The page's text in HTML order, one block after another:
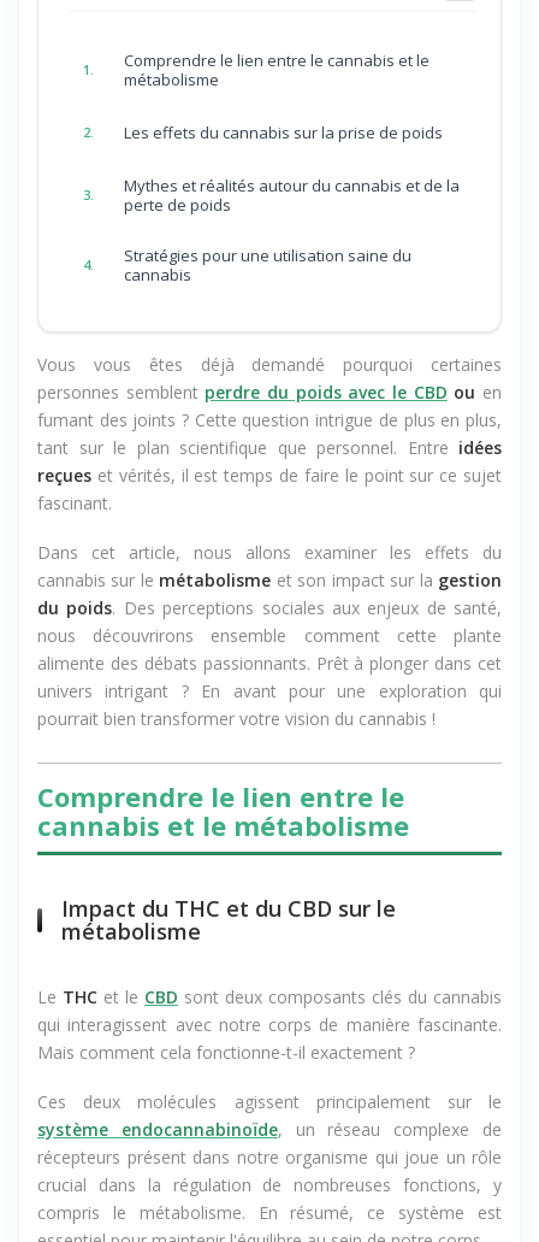
1.
Comprendre le lien entre le cannabis et le
métabolisme
2. Les effets du cannabis sur la prise de poids
3.
Mythes et réalités autour du cannabis et de la
perte de poids
4.
Stratégies pour une utilisation saine du
cannabis
Vous vous êtes déjà demandé pourquoi certaines
personnes semblent perdre du poids avec le CBD ou en
fumant des joints ? Cette question intrigue de plus en plus,
tant sur le plan scientifique que personnel. Entre idées
reçues et vérités, il est temps de faire le point sur ce sujet
fascinant.
Dans cet article, nous allons examiner les effets du
cannabis sur le métabolisme et son impact sur la gestion
du poids. Des perceptions sociales aux enjeux de santé,
nous découvrirons ensemble comment cette plante
alimente des débats passionnants. Prêt à plonger dans cet
univers intrigant ? En avant pour une exploration qui
pourrait bien transformer votre vision du cannabis !
Comprendre le lien entre le
cannabis et le métabolisme
Impact du THC et du CBD sur le
métabolisme
Le THC et le CBD sont deux composants clés du cannabis
qui interagissent avec notre corps de manière fascinante.
Mais comment cela fonctionne-t-il exactement ?
Ces deux molécules agissent principalement sur le
système endocannabinoïde, un réseau complexe de
récepteurs présent dans notre organisme qui joue un rôle
crucial dans la régulation de nombreuses fonctions, y
compris le métabolisme. En résumé, ce système est